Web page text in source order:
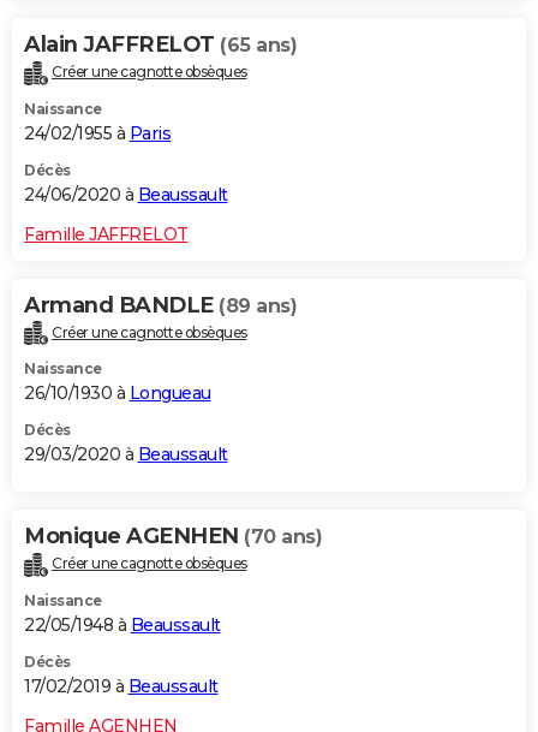
Alain JAFFRELOT (65 ans)
Créer une cagnotte obsèques
Naissance
24/02/1955 à Paris
Décès
24/06/2020 à Beaussault
Famille JAFFRELOT
Armand BANDLE (89 ans)
Créer une cagnotte obsèques
Naissance
26/10/1930 à Longueau
Décès
29/03/2020 à Beaussault
Monique AGENHEN (70 ans)
Créer une cagnotte obsèques
Naissance
22/05/1948 à Beaussault
Décès
17/02/2019 à Beaussault
Famille AGENHEN